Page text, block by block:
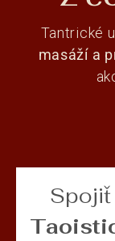
Tantrické
masáží a